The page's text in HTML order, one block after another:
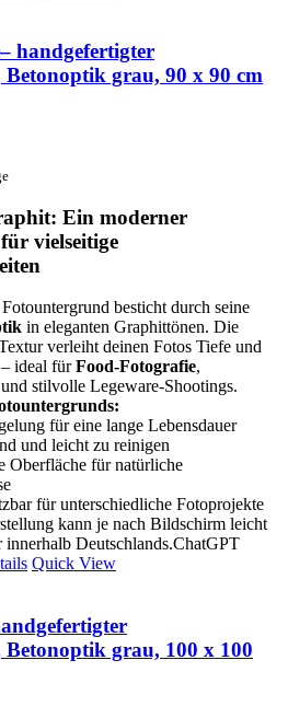
handgefertigter
grau, 90 x 90 cm
Ein moderner
vielseitige
besticht durch seine
in eleganten Graphittönen. Die
verleiht deinen Fotos Tiefe und
ideal fürFood-Fotografie,
und stilvolle Legeware-Shootings.
für eine lange Lebensdauer
und leicht zu reinigen
Oberfläche für natürliche
für unterschiedliche Fotoprojekte
kann je nach Bildschirm leicht
innerhalb Deutschlands.ChatGPT
Quick View
grau, 100 x 100